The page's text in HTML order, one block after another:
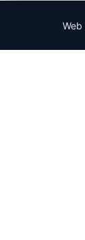
Web